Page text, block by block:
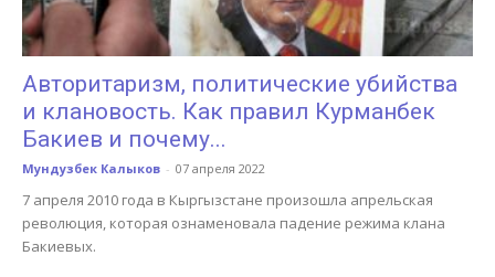
Авторитаризм, политические убийства
и клановость. Как правил Курманбек
Бакиев и почему...
Мундузбек Калыков - 07 апреля 2022
7 апреля 2010 года в Кыргызстане произошла апрельская
революция, которая ознаменовала падение режима клана
Бакиевых.